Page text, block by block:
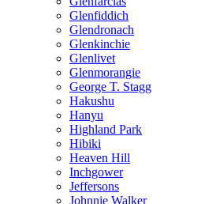
Glenfiddich
Glendronach
Glenkinchie
Glenlivet
Glenmorangie
George T. Stagg
Hakushu
Hanyu
Highland Park
Hibiki
Heaven Hill
Inchgower
Jeffersons
Johnnie Walker